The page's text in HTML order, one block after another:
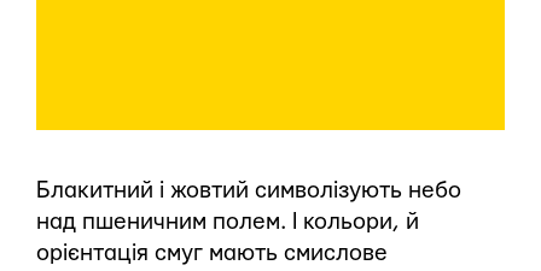
Блакитний і жовтий символізують небо
над пшеничним полем. І кольори, й
орієнтація смуг мають смислове